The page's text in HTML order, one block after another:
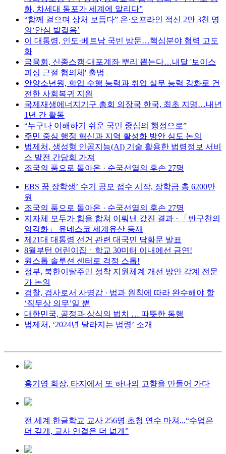
화, 차세대 동포가 세계에 알리다”
“함께 걸으며 상처 보듬다” 온·오프라인 적신 2만 3천 명
의‘안심 발걸음’
이 대통령, 인도·베트남 국빈 방문…핵심분야 협력 고도
화
금융회, 신종스캠·대포계좌 뿌리 뽑는다…내달 '보이스
피싱 근절 협의체' 출범
안양소년원, 학업 수행 능력과 취업 실무 능력 강화로 건
전한 사회복귀 지원
국제재생에너지기구 총회 의장국 한국, 최초 지명…내년
1년 간 활동
“누구나 이해하기 쉬운 국민 중심의 행정으로”
주민 중심 행정 혁신과 지역 활성화 방안 심도 논의
법제처, 생성형 인공지능(AI) 기술 활용한 법령정보 서비
스 발전 간담회 가져
조국의 품으로 돌아온 · 순국선열의 후손 27명
EBS 꿈 장학생’ 수기 공모 접수 시작, 장학금 총 6200만
원
조국의 품으로 돌아온 · 순국선열의 후손 27명
지자체 모두가 힘을 합쳐 이뤄낸 값진 결과 · 「반구천의
암각화」 유네스코 세계유산 등재
제21대 대통령 선거 관련 대국민 담화문 발표
8월부턴 어린이집ㆍ학교 30미터 이내에선 금연!
원스톱 솔루션 센터로 걱정 스톱!
정부, 북한이탈주민 정착 지원체계 개선 방안 각계 전문
가 논의
검찰, 검사로서 사명감 · 법과 원칙에 따라 완수해야 할
‘직무상 의무’일 뿐
대한민국, 공정과 상식의 법치 … 따뜻한 동행
법제처, ‘2024년 달라지는 법령’ 소개
홍기영 회장, 타지에서 또 하나의 고향을 만들어 가다
전 세계 한글학교 교사 256명 초청 연수 마쳐...“수업은
더 깊게, 교사 연결은 더 넓게”